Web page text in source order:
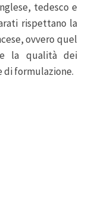
tedesco e
rispettano la
ovvero quel
la qualità dei
formulazione.